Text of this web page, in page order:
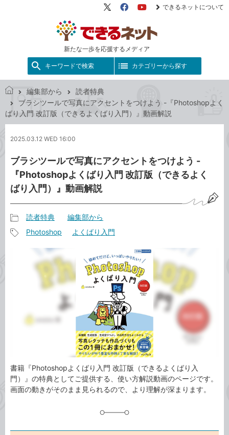
新たな一歩を応援するメディア
X（旧
FacebookYouTube
できるネットについて
キーワードで検索 カテゴリーから探す
で
き
ッ
編集部から
読者特典
ブラシツールで写真にアクセントをつけよう -『Photoshopよく
ばり入門 改訂版（できるよくばり入門）』動画解説
2025.03.12 WED 16:00
ブラシツールで写真にアクセントをつけよう -
『Photoshopよくばり入門 改訂版（できるよく
ばり入門）』動画解説
事
読者特典 編集部から
Photoshop よくばり入門
書籍『Photoshopよくばり入門 改訂版（できるよくばり入
門）』の特典としてご提供する、使い方解説動画のページです。
画面の動きがそのまま見られるので、より理解が深まります。